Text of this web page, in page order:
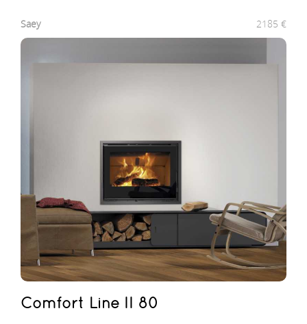
Saey 2185 €
Comfort Line II 80